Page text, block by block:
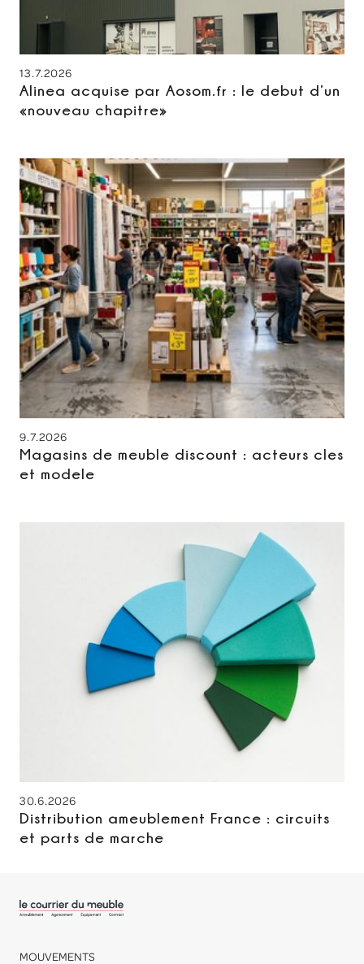
13.7.2026
Alinea acquise par Aosom.fr : le debut d’un
«nouveau chapitre»
9.7.2026
Magasins de meuble discount : acteurs cles
et modele
30.6.2026
Distribution ameublement France : circuits
et parts de marche
MOUVEMENTS